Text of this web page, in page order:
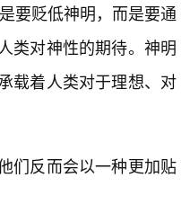
要贬低神明，而是要通
类对神性的期待。神明
载着人类对于理想、对
们反而会以一种更加贴